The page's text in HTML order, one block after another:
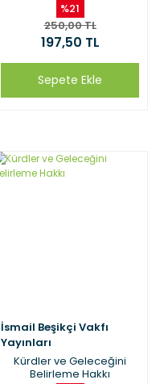
%21
250,00 TL
197,50 TL
Sepete Ekle
İsmail Beşikçi Vakfı
Yayınları
Kürdler ve Geleceğini
Belirleme Hakkı